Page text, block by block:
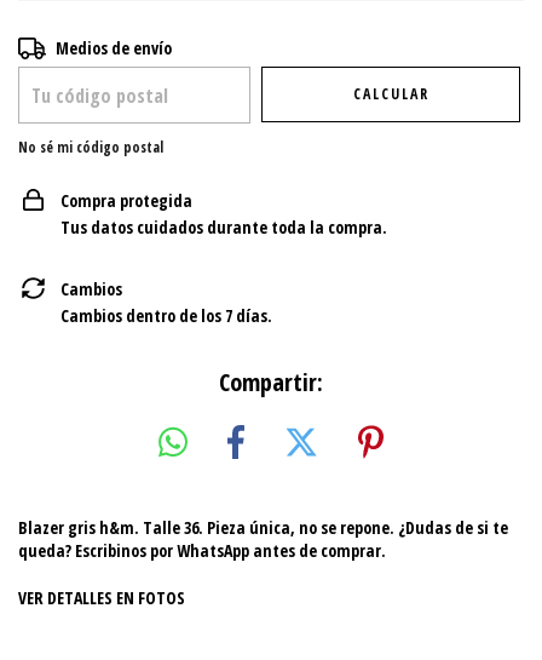
Entregas para el CP:
Medios de envío
CALCULAR
No sé mi código postal
Compra protegida
Tus datos cuidados durante toda la compra.
Cambios
Cambios dentro de los 7 días.
Compartir:
Blazer gris h&m. Talle 36. Pieza única, no se repone. ¿Dudas de si te
queda? Escribinos por WhatsApp antes de comprar.
VER DETALLES EN FOTOS